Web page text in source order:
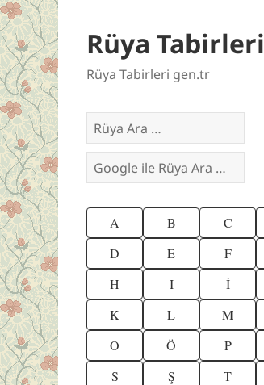
Rüya Tabirleri
Rüya Tabirleri gen.tr
A B C
D
E F
H
I İ
K
L M
O
Ö P
S
Ş T